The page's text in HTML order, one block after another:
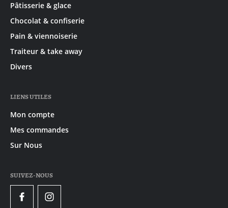
Pâtisserie & glace
Chocolat & confiserie
Pain & viennoiserie
Traiteur & take away
Divers
LIENS UTILES
Mon compte
Mes commandes
Sur Nous
SUIVEZ-NOUS
FacebookInstagram